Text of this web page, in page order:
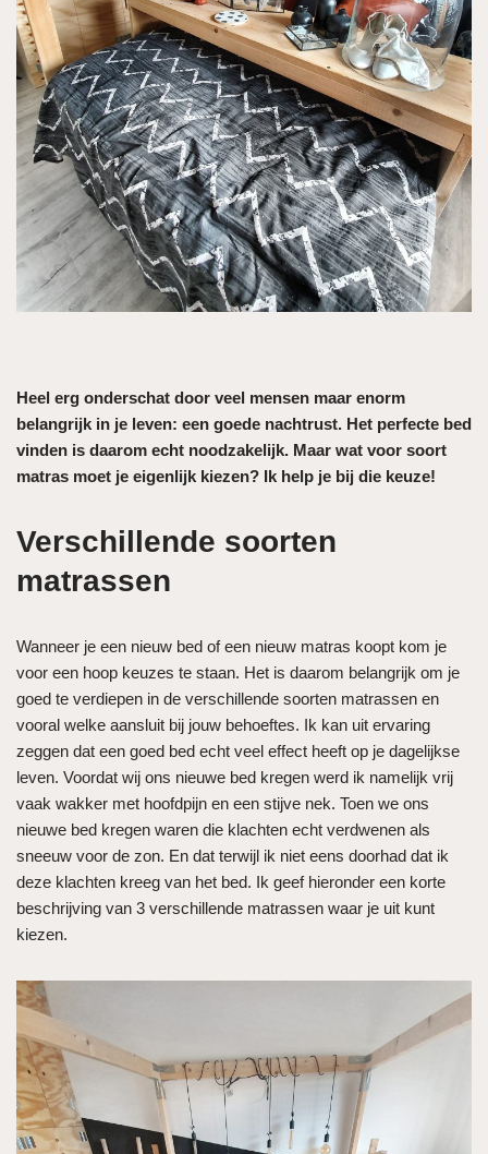
Heel erg onderschat door veel mensen maar enorm
belangrijk in je leven: een goede nachtrust. Het perfecte bed
vinden is daarom echt noodzakelijk. Maar wat voor soort
matras moet je eigenlijk kiezen? Ik help je bij die keuze!
Verschillende soorten
matrassen
Wanneer je een nieuw bed of een nieuw matras koopt kom je
voor een hoop keuzes te staan. Het is daarom belangrijk om je
goed te verdiepen in de verschillende soorten matrassen en
vooral welke aansluit bij jouw behoeftes. Ik kan uit ervaring
zeggen dat een goed bed echt veel effect heeft op je dagelijkse
leven. Voordat wij ons nieuwe bed kregen werd ik namelijk vrij
vaak wakker met hoofdpijn en een stijve nek. Toen we ons
nieuwe bed kregen waren die klachten echt verdwenen als
sneeuw voor de zon. En dat terwijl ik niet eens doorhad dat ik
deze klachten kreeg van het bed. Ik geef hieronder een korte
beschrijving van 3 verschillende matrassen waar je uit kunt
kiezen.